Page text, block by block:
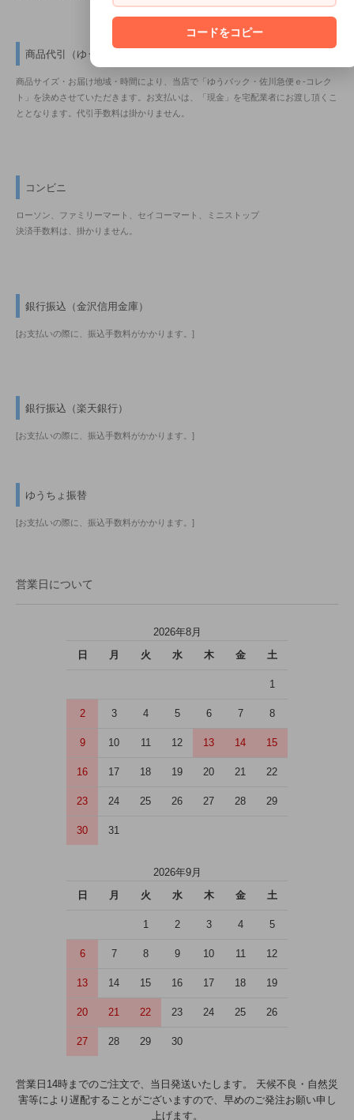
商品代引（ゆうパック・佐川急便ｅ-コレクト）
商品サイズ・お届け地域・時間により、当店で「ゆうパック・佐川急便ｅ-コレク
ト」を決めさせていただきます。お支払いは、「現金」を宅配業者にお渡し頂くこ
ととなります。代引手数料は掛かりません。
コンビニ
ローソン、ファミリーマート、セイコーマート、ミニストップ
決済手数料は、掛かりません。
銀行振込（金沢信用金庫）
[お支払いの際に、振込手数料がかかります。]
銀行振込（楽天銀行）
[お支払いの際に、振込手数料がかかります。]
ゆうちょ振替
[お支払いの際に、振込手数料がかかります。]
営業日について
2026年8月
日 月 火 水 木 金 土
1
2 3 4 5 6 7 8
9 10 11 12 13 14 15
16 17 18 19 20 21 22
23 24 25 26 27 28 29
30 31
2026年9月
日 月 火 水 木 金 土
1 2 3 4 5
6 7 8 9 10 11 12
13 14 15 16 17 18 19
20 21 22 23 24 25 26
27 28 29 30
営業日14時までのご注文で、当日発送いたします。 天候不良・自然災
害等により遅配することがございますので、早めのご発注お願い申し
上げます。
コードをコピー